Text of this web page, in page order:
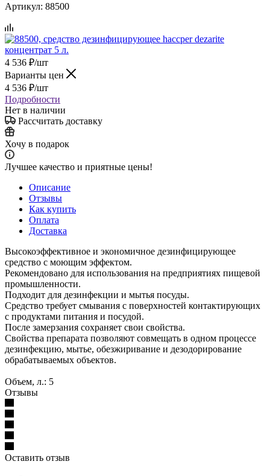
Артикул: 88500
4 536 ₽/шт
Варианты цен
4 536 ₽/шт
Подробности
Нет в наличии
Рассчитать доставку
Хочу в подарок
Лучшее качество и приятные цены!
Описание
Отзывы
Как купить
Оплата
Доставка
Высокоэффективное и экономичное дезинфицирующее
средство с моющим эффектом.
Рекомендовано для использования на предприятиях пищевой
промышленности.
Подходит для дезинфекции и мытья посуды.
Средство требует смывания с поверхностей контактирующих
с продуктами питания и посудой.
После замерзания сохраняет свои свойства.
Свойства препарата позволяют совмещать в одном процессе
дезинфекцию, мытье, обезжиривание и дезодорирование
обрабатываемых объектов.
Объем, л.: 5
Отзывы
Оставить отзыв